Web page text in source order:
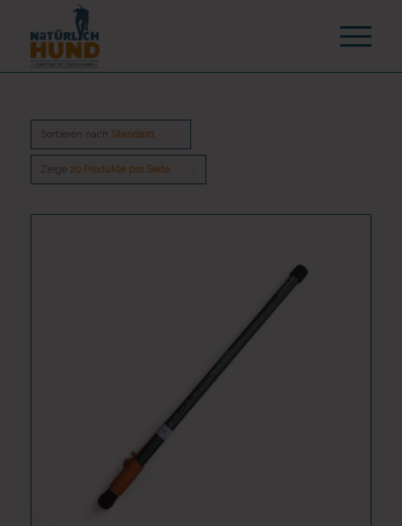
Sortieren nach Standard
Zeige 20 Produkte pro Seite